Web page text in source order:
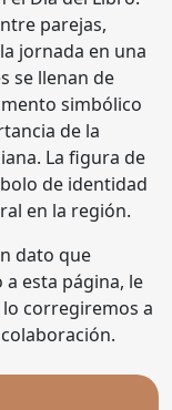
parejas,
jornada en una
se llenan de
simbólico
de la
La figura de
de identidad
en la región.
dato que
esta página, le
corregiremos a